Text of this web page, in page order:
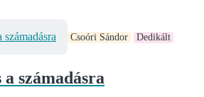
Csoóri Sándor Dedikált
a számadásra